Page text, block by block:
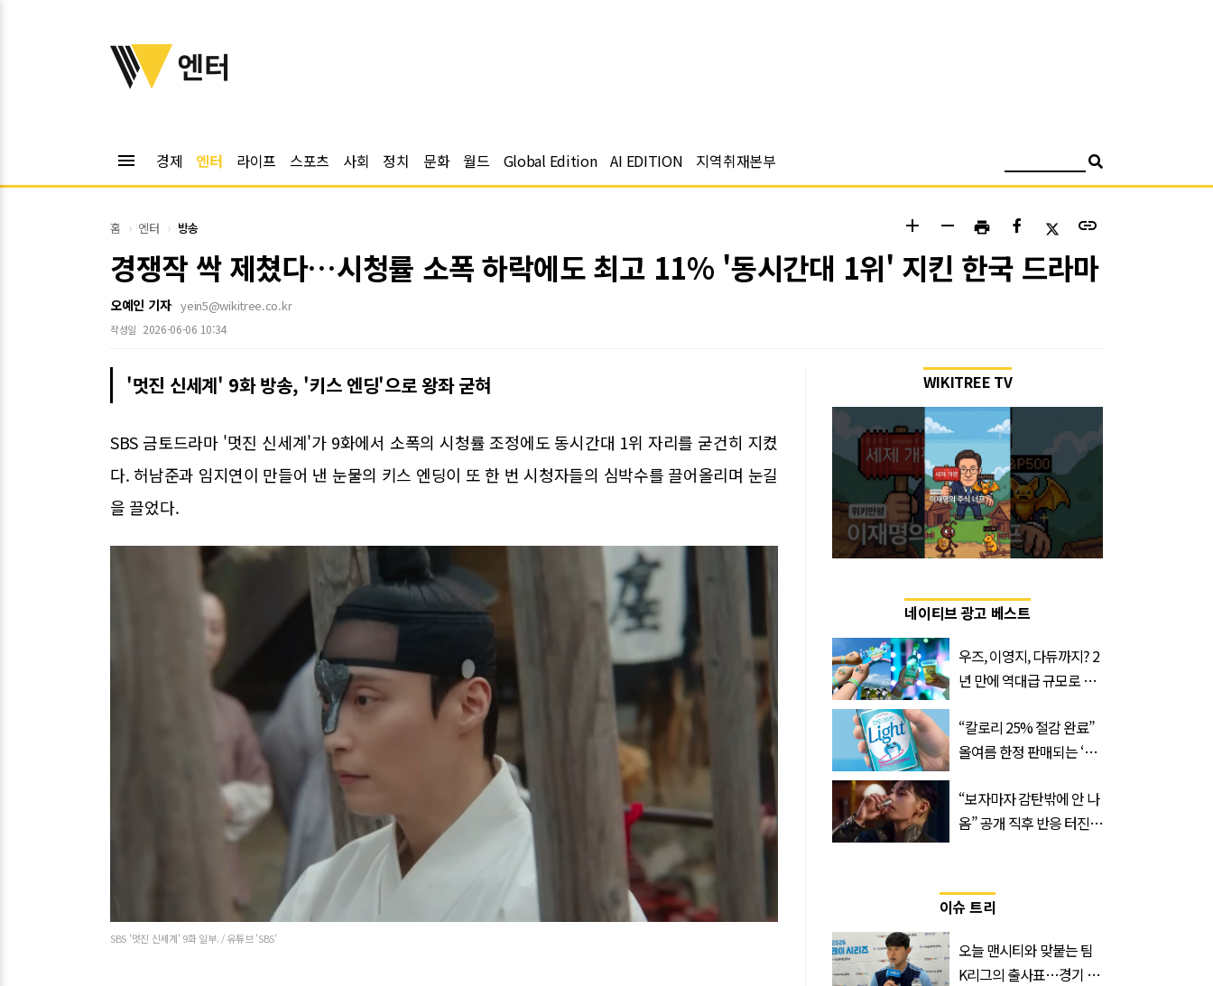
위키트리
엔터
menu 경제 엔터 라이프 스포츠 사회 정치 문화 월드 Global Edition AI EDITION 지역취재본부
홈 엔터 방송 add remove print link
경쟁작 싹 제쳤다…시청률 소폭 하락에도 최고 11% '동시간대 1위' 지킨 한국 드라마
오예인 기자 yein5@wikitree.co.kr
작성일 2026-06-06 10:34
'멋진 신세계' 9화 방송, '키스 엔딩'으로 왕좌 굳혀
SBS 금토드라마 '멋진 신세계'가 9화에서 소폭의 시청률 조정에도 동시간대 1위 자리를 굳건히 지켰
다. 허남준과 임지연이 만들어 낸 눈물의 키스 엔딩이 또 한 번 시청자들의 심박수를 끌어올리며 눈길
을 끌었다.
SBS '멋진 신세계' 9화 일부. / 유튜브 'SBS'
WIKITREE TV
네이티브 광고 베스트
우즈, 이영지, 다듀까지? 2
년 만에 역대급 규모로 돌
벌’
“칼로리 25% 절감 완료”
올여름 한정 판매되는 ‘최
“보자마자 감탄밖에 안 나
옴” 공개 직후 반응 터진
이슈 트리
오늘 맨시티와 맞붙는 팀
K리그의 출사표…경기 시